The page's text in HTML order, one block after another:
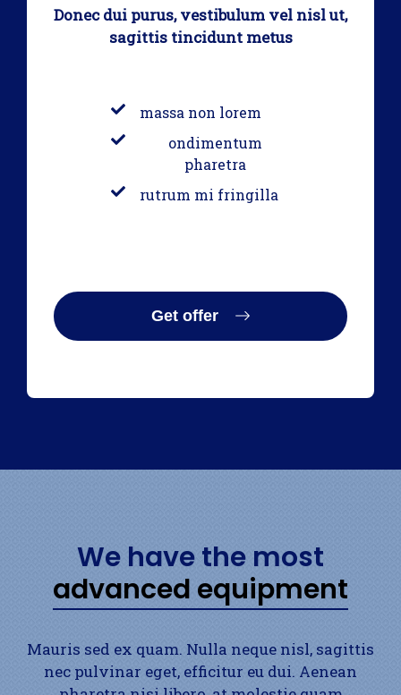
Donec dui purus, vestibulum vel nisl ut,
sagittis tincidunt metus
massa non lorem
ondimentum
pharetra
rutrum mi fringilla
Get offer
We have the most
advanced equipment
Mauris sed ex quam. Nulla neque nisl, sagittis
nec pulvinar eget, efficitur eu dui. Aenean